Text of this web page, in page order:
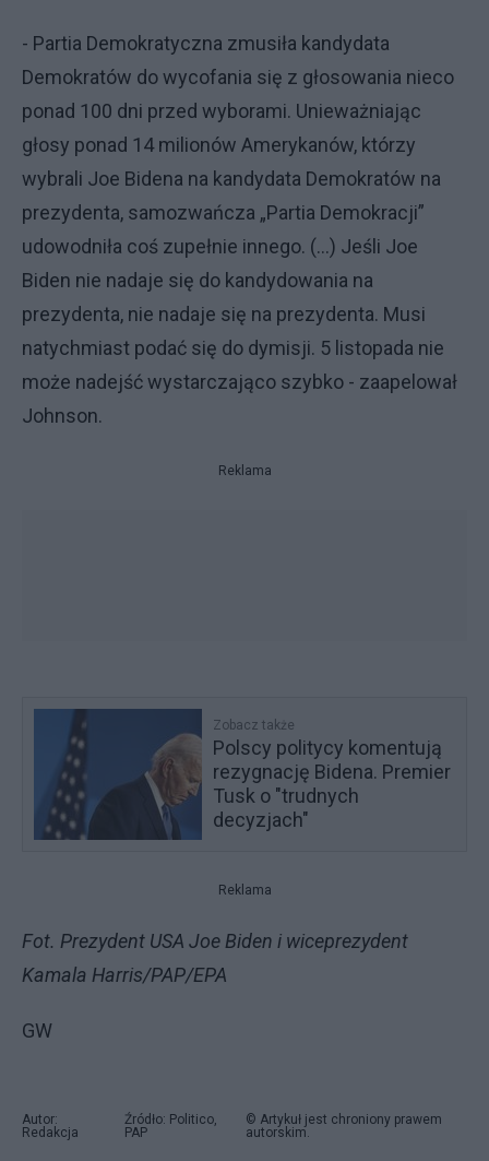
- Partia Demokratyczna zmusiła kandydata
Demokratów do wycofania się z głosowania nieco
ponad 100 dni przed wyborami. Unieważniając
głosy ponad 14 milionów Amerykanów, którzy
wybrali Joe Bidena na kandydata Demokratów na
prezydenta, samozwańcza „Partia Demokracji”
udowodniła coś zupełnie innego. (...) Jeśli Joe
Biden nie nadaje się do kandydowania na
prezydenta, nie nadaje się na prezydenta. Musi
natychmiast podać się do dymisji. 5 listopada nie
może nadejść wystarczająco szybko - zaapelował
Johnson.
Reklama
Zobacz także
Polscy politycy komentują
rezygnację Bidena. Premier
Tusk o "trudnych
decyzjach"
Reklama
Fot. Prezydent USA Joe Biden i wiceprezydent
Kamala Harris/PAP/EPA
GW
Autor:
Redakcja
Źródło: Politico,
PAP
© Artykuł jest chroniony prawem
autorskim.